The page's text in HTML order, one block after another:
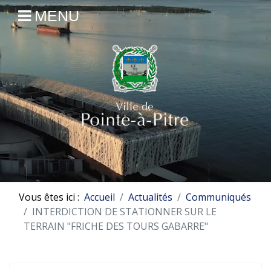
MENU
Vous êtes ici : Accueil Actualités
Communiqués
INTERDICTION DE STATIONNER SUR LE
TERRAIN "FRICHE DES TOURS GABARRE"